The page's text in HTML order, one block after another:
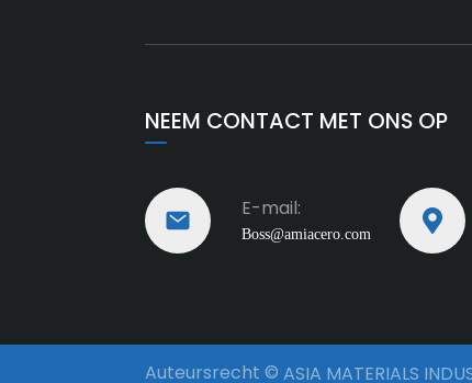
NEEM CONTACT MET ONS OP
E-mail:
Boss@amiacero.com
Auteursrecht © ASIA MATERIALS